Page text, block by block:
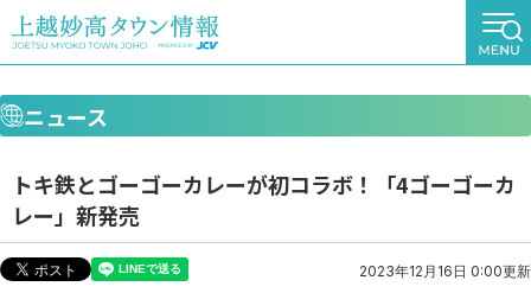
ニュース
トキ鉄とゴーゴーカレーが初コラボ！「4ゴーゴーカ
レー」新発売
2023年12月16日 0:00更新